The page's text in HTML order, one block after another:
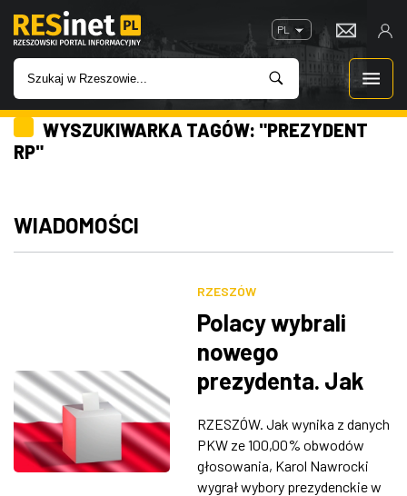
PL
WIADOMOŚCI
IMPREZY
GASTRONOMIA
ZDJĘCIA
WYSZUKIWARKA TAGÓW: "PREZYDENT
RP"
WIADOMOŚCI
RZESZÓW
Polacy wybrali
nowego
prezydenta. Jak
Rzeszowie i na
Podkarpaciu?
RZESZÓW. Jak wynika z danych
PKW ze 100,00% obwodów
głosowania, Karol Nawrocki
wygrał wybory prezydenckie w